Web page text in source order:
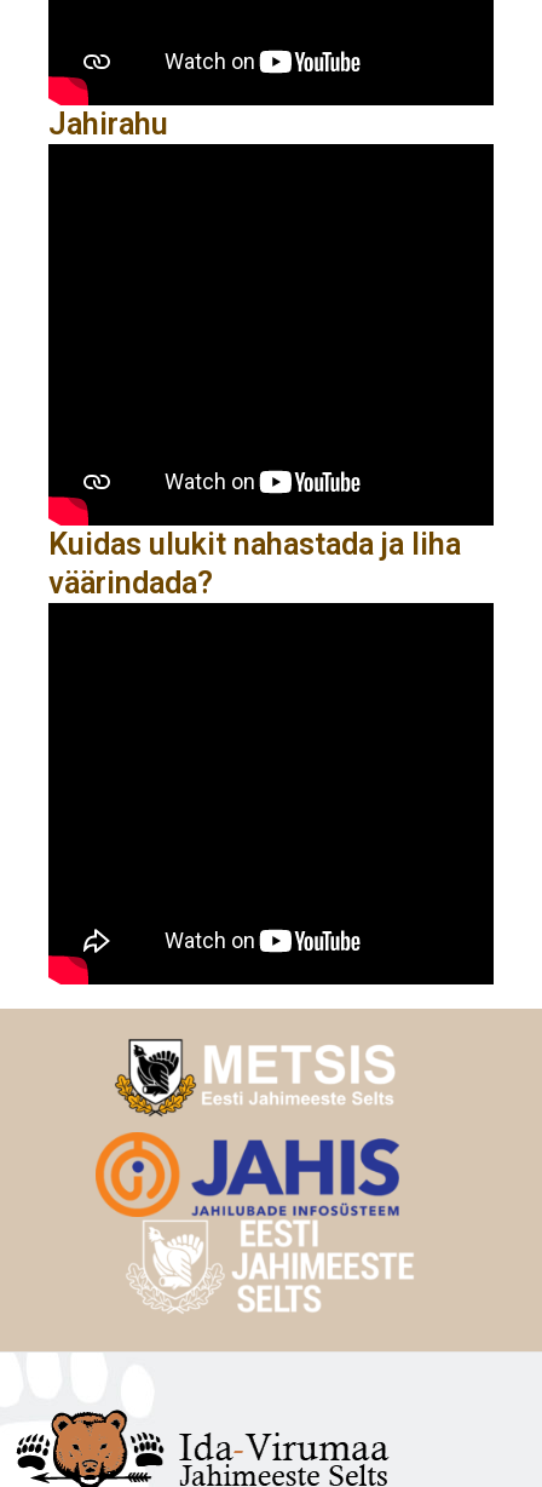
Jahirahu
Kuidas ulukit nahastada ja liha
väärindada?